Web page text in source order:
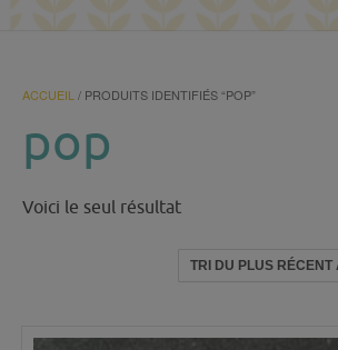
ACCUEIL / PRODUITS IDENTIFIÉS “POP”
pop
Voici le seul résultat